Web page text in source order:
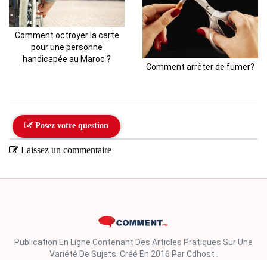
Comment octroyer la carte
pour une personne
handicapée au Maroc ?
Comment arrêter de fumer?
Posez votre question
Laissez un commentaire
Publication En Ligne Contenant Des Articles Pratiques Sur Une
Variété De Sujets. Créé En 2016 Par Cdhost .